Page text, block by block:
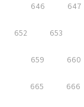
646 647
652 653
659 660
665 666